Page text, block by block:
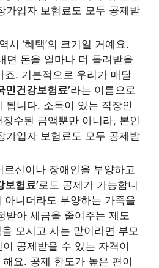
가입자 보험료도 모두 공제받
시 ‘혜택’의 크기일 거예요.
면 돈을 얼마나 더 돌려받을
죠. 기본적으로 우리가 매달
민건강보험료’라는 이름으로
됩니다. 소득이 있는 직장인
수된 금액뿐만 아니라, 본인
가입자 보험료도 모두 공제받
신이나 장애인을 부양하고
보험료’로도 공제가 가능합니
아니더라도 부양하는 가족을
받아 세금을 줄여주는 제도
모시고 사는 맏이라면 부모
공제받을 수 있는 자격이
요. 공제 한도가 높은 편이